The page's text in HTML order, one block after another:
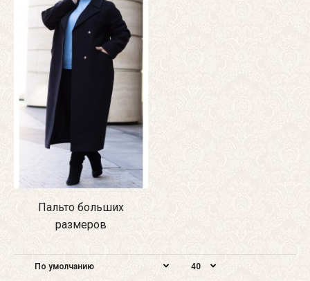
Пальто больших
размеров